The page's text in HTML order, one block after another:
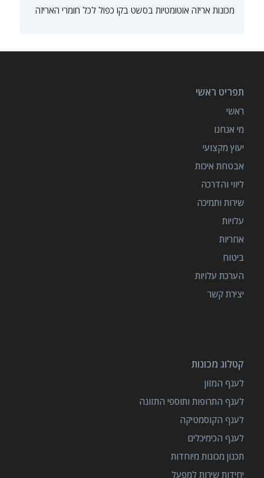
מכונות אריזה אוטומטיות בסשט בקו כפול לכל חומרי האריזה
תפריט ראשי
ראשי
מי אנחנו
יעוץ מקצועי
אבטחת איכות
ליווי והדרכה
שירות ותמיכה
עלויות
אחריות
ביטוח
הערכת עלויות
יצירת קשר
קטלוג מכונות
לענף המזון
לענף התרופות ותוספי התזונה
לענף הקוסמטיקה
לענף הכימיכלים
תכנון מכונות מיוחדות
יחידות שירות למפעל